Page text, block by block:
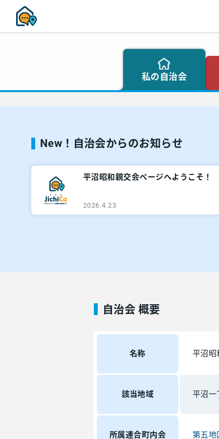
私の自治会
New！自治会からのお知らせ
平沼昭和親交会ページへようこそ！
2026.4.23
自治会 概要
名称 平沼昭
該当地域 平沼一
所属連合町内会 第五地